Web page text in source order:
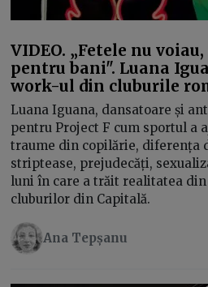
VIDEO. „Fetele nu
pentru bani". Luana
work-ul din cluburile
Luana Iguana, dansatoare și
pentru Project F cum sportul a
traume din copilărie, diferența
striptease, prejudecăți,
luni în care a trăit realitatea
cluburilor din Capitală.
Ana Tepșanu